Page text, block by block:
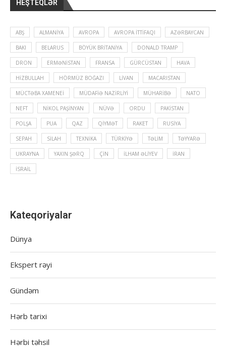
HEŞTEQLƏR
ABŞ ALMANIYA AVROPA AVROPA İTTIFAQI AZƏRBAYCAN
BAKI BELARUS BÖYÜK BRITANIYA DONALD TRAMP
DRON ERMƏNISTAN FRANSA GÜRCÜSTAN HAVA
HIZBULLAH HÖRMÜZ BOĞAZI LIVAN MACARISTAN
MÜCTƏBA XAMENEI MÜDAFIƏ NAZIRLIYI MÜHARIBƏ NATO
NEFT NIKOL PAŞINYAN NÜVƏ ORDU PAKISTAN
POLŞA PUA QAZ QIYMƏT RAKET RUSIYA
SEPAH SILAH TEXNIKA TÜRKIYƏ TƏLIM TƏYYARƏ
UKRAYNA YAXIN ŞƏRQ ÇIN İLHAM ƏLIYEV İRAN
İSRAIL
Kateqoriyalar
Dünya
Ekspert rəyi
Gündəm
Hərb tarixi
Hərbi təhsil